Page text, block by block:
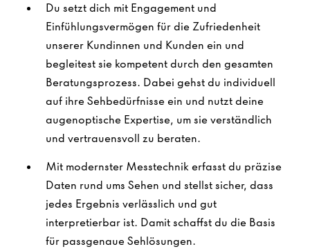
Du setzt dich mit Engagement und
Einfühlungsvermögen für die Zufriedenheit
unserer Kundinnen und Kunden ein und
begleitest sie kompetent durch den gesamten
Beratungsprozess. Dabei gehst du individuell
auf ihre Sehbedürfnisse ein und nutzt deine
augenoptische Expertise, um sie verständlich
und vertrauensvoll zu beraten.
Mit modernster Messtechnik erfasst du präzise
Daten rund ums Sehen und stellst sicher, dass
jedes Ergebnis verlässlich und gut
interpretierbar ist. Damit schaffst du die Basis
für passgenaue Sehlösungen.